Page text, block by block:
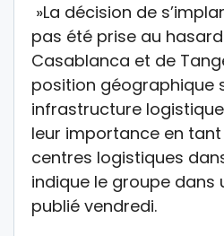
»La décision de
pas été prise au
Casablanca et de
position géographique
infrastructure
leur importance en
centres logistiques
indique le groupe dans
publié vendredi.